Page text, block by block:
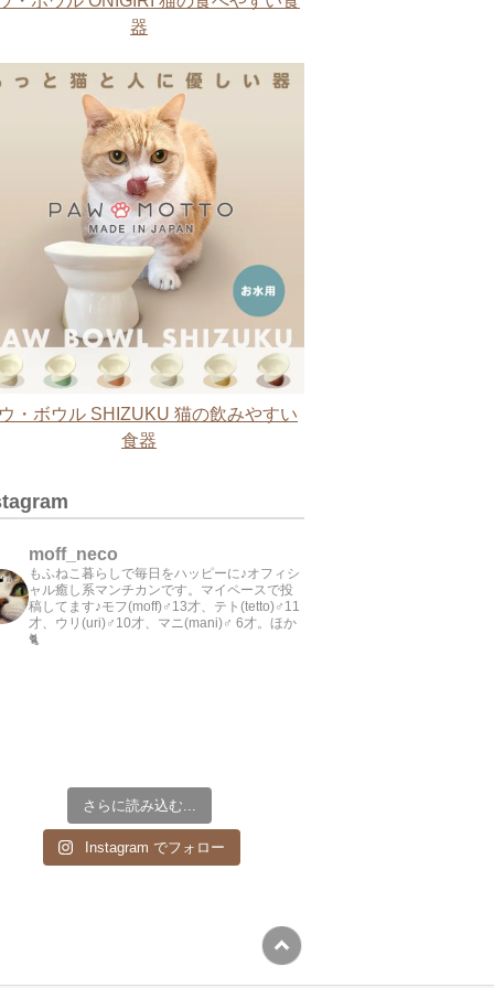
器
・ボウル SHIZUKU 猫の飲みやすい
食器
moff_neco
もふねこ暮らしで毎日をハッピーに♪オフィシ
ャル癒し系マンチカンです。マイペースで投
稿してます♪モフ(moff)♂13才、テト(tetto)♂11
才、ウリ(uri)♂10才、マニ(mani)♂ 6才。ほか
🐈
さらに読み込む...
Instagram でフォロー